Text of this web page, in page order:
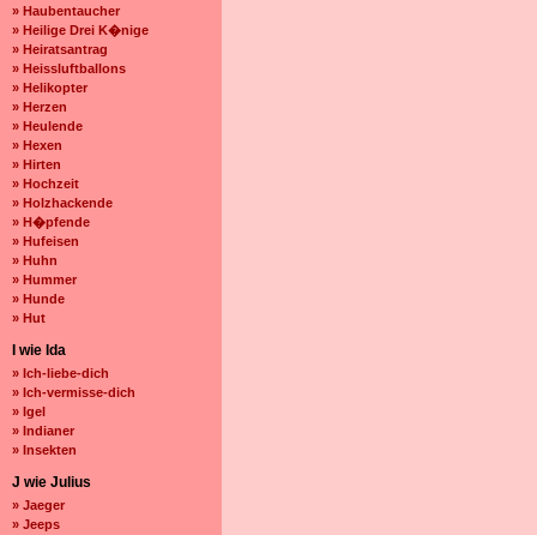
» Haubentaucher
» Heilige Drei K�nige
» Heiratsantrag
» Heissluftballons
» Helikopter
» Herzen
» Heulende
» Hexen
» Hirten
» Hochzeit
» Holzhackende
» H�pfende
» Hufeisen
» Huhn
» Hummer
» Hunde
» Hut
I wie Ida
» Ich-liebe-dich
» Ich-vermisse-dich
» Igel
» Indianer
» Insekten
J wie Julius
» Jaeger
» Jeeps